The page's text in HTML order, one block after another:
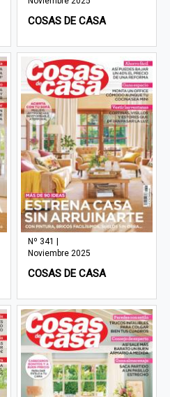
COSAS DE CASA
Nº 341 |
Noviembre 2025
COSAS DE CASA